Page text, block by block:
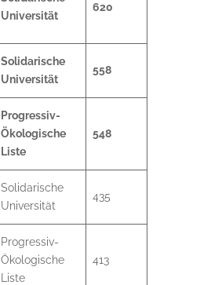
Universität
620
Solidarische
Universität
558
Progressiv-
Ökologische
Liste
548
Solidarische
Universität
435
Progressiv-
Ökologische
Liste
413